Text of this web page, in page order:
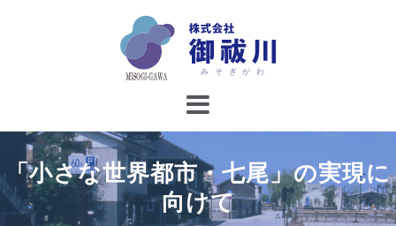
ッ
プ
「小さな世界都市・七尾」の実現に
向けて